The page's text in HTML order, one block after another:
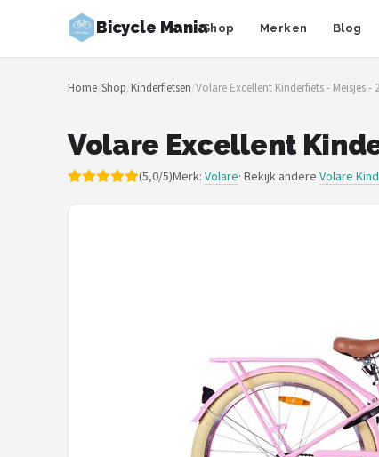
Bicycle ManiaShop Merken Blog
Zoeken
NAVIGATIE
Merken
Home/Shop/Kinderfietsen/Volare Excellent Kinderfiets - Meisjes -
Volare Excellent
(5,0/5)Merk: Volare· Bekijk andere Volare